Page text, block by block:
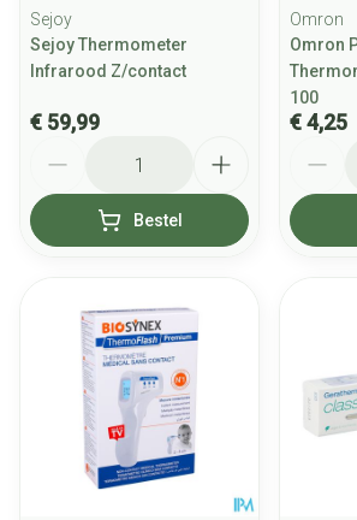
Sejoy
Sejoy Thermometer
Infrarood Z/contact
€ 59,99
Bestel
Omron
Omron
100
€ 4,25